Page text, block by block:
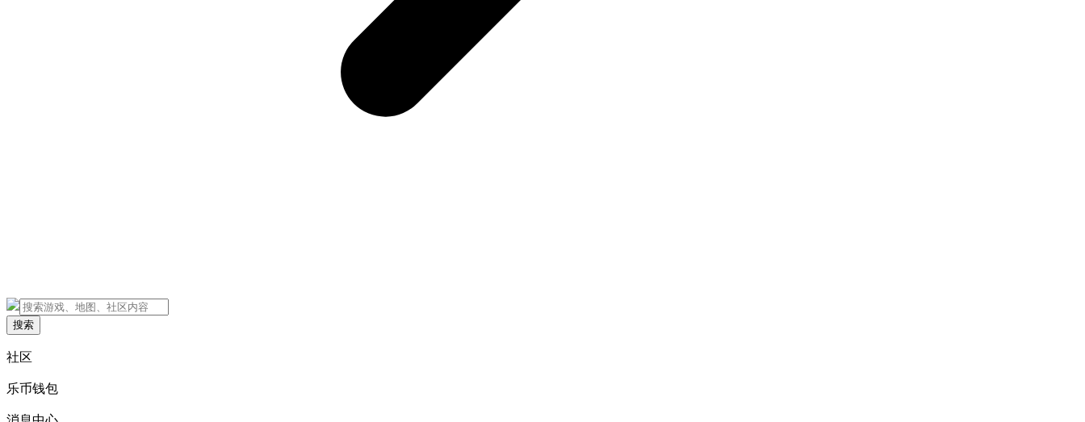
搜索
社区
乐币钱包